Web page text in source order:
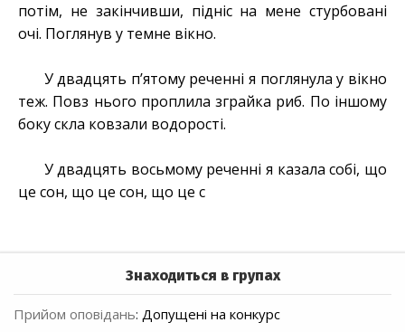
потім, не закінчивши, підніс на мене стурбовані
очі. Поглянув у темне вікно.
У двадцять п’ятому реченні я поглянула у вікно
теж. Повз нього проплила зграйка риб. По іншому
боку скла ковзали водорості.
У двадцять восьмому реченні я казала собі, що
це сон, що це сон, що це с
Знаходиться в групах
Прийом оповідань: Допущені на конкурс